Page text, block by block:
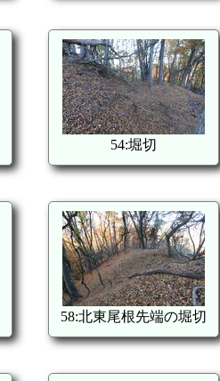
54:堀切
58:北東尾根先端の堀切